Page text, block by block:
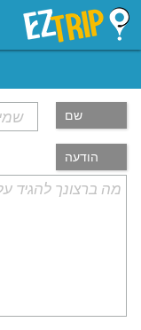
EZTrip
שם
הודעה